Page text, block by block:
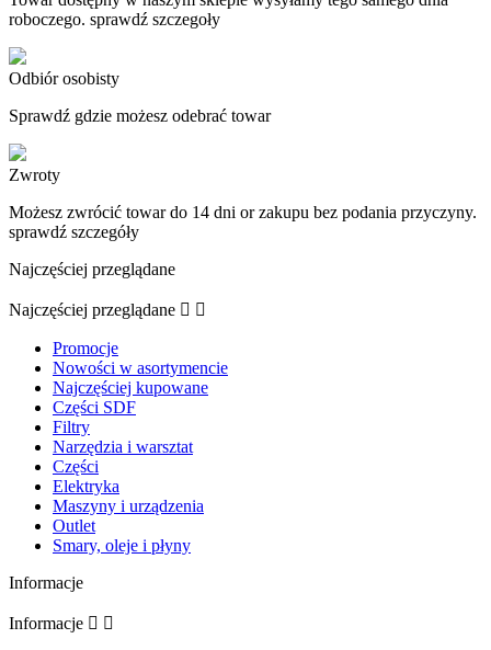
roboczego. sprawdź szczegoły
Odbiór osobisty
Sprawdź gdzie możesz odebrać towar
Zwroty
Możesz zwrócić towar do 14 dni or zakupu bez podania przyczyny.
sprawdź szczegóły
Najczęściej przeglądane
Najczęściej przeglądane  
Promocje
Nowości w asortymencie
Najczęściej kupowane
Części SDF
Filtry
Narzędzia i warsztat
Części
Elektryka
Maszyny i urządzenia
Outlet
Smary, oleje i płyny
Informacje
Informacje  